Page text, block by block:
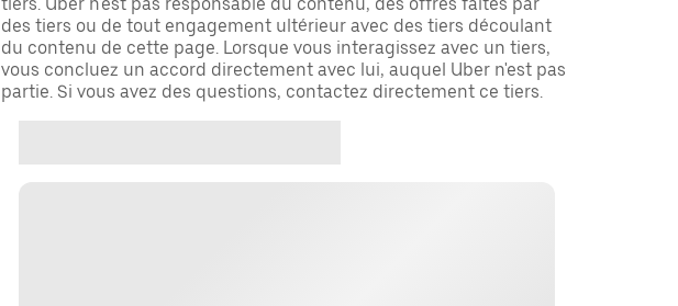
des tiers ou de tout engagement ultérieur avec des tiers découlant
du contenu de cette page. Lorsque vous interagissez avec un tiers,
vous concluez un accord directement avec lui, auquel Uber n'est pas
partie. Si vous avez des questions, contactez directement ce tiers.